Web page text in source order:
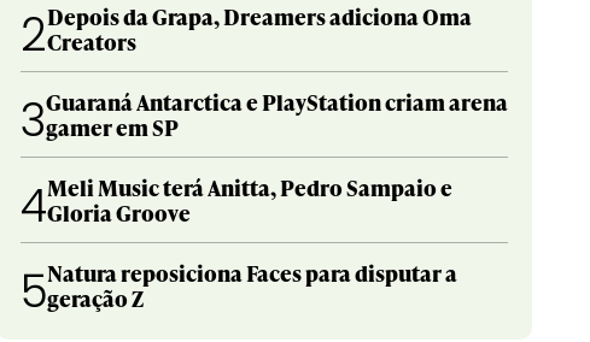
2Depois da Grapa, Dreamers adiciona Oma
Creators
3Guaraná Antarctica e PlayStation criam arena
gamer em SP
4Meli Music terá Anitta, Pedro Sampaio e
Gloria Groove
5Natura reposiciona Faces para disputar a
geração Z